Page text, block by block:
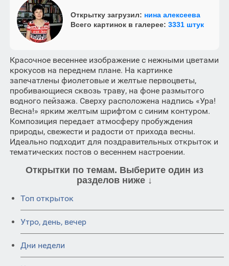
Открытку загрузил: нина алексеева
Всего картинок в галерее: 3331 штук
Красочное весеннее изображение с нежными цветами
крокусов на переднем плане. На картинке
запечатлены фиолетовые и желтые первоцветы,
пробивающиеся сквозь траву, на фоне размытого
водного пейзажа. Сверху расположена надпись «Ура!
Весна!» ярким желтым шрифтом с синим контуром.
Композиция передает атмосферу пробуждения
природы, свежести и радости от прихода весны.
Идеально подходит для поздравительных открыток и
тематических постов о весеннем настроении.
Открытки по темам. Выберите один из
разделов ниже ↓
Топ открыток
Утро, день, вечер
Дни недели